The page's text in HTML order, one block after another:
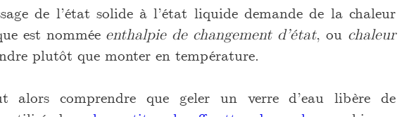
de l’état solide à l’état liquide demande de la chaleur
est nommée enthalpie de changement d’état, ou chaleur
plutôt que monter en température.
alors comprendre que geler un verre d’eau libère de